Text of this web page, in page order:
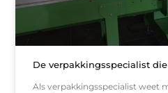
De verpakkingsspecialist
Als verpakkingsspecialist weet